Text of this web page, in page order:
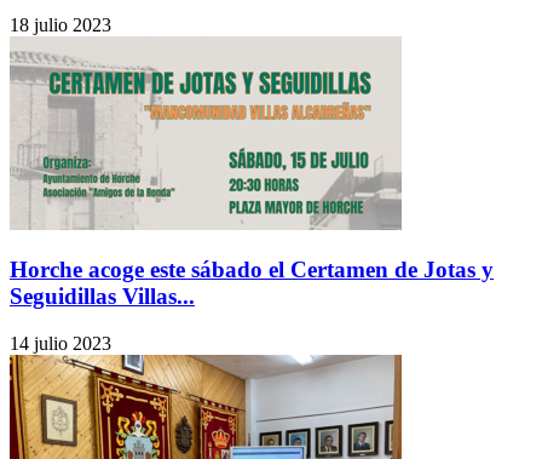
18 julio 2023
Horche acoge este sábado el Certamen de Jotas y
Seguidillas Villas...
14 julio 2023